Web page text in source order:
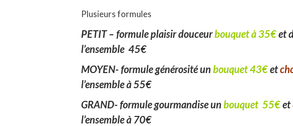
Plusieurs formules
PETIT – formule plaisir douceurbouquet à 35€et
l’ensemble 45€
MOYEN- formule générosité un bouquet 43€et
l’ensemble à55€
GRAND- formule gourmandise un bouquet 55€et
l’ensemble à 70€